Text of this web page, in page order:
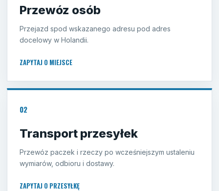
Przewóz osób
Przejazd spod wskazanego adresu pod adres
docelowy w Holandii.
ZAPYTAJ O MIEJSCE
02
Transport przesyłek
Przewóz paczek i rzeczy po wcześniejszym ustaleniu
wymiarów, odbioru i dostawy.
ZAPYTAJ O PRZESYŁKĘ